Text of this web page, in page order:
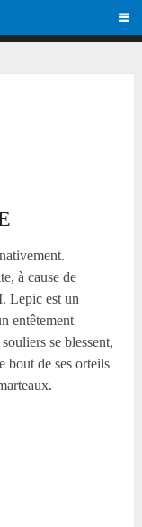
à cause de
Lepic est un
entêtement
se blessent,
bout de ses orteils